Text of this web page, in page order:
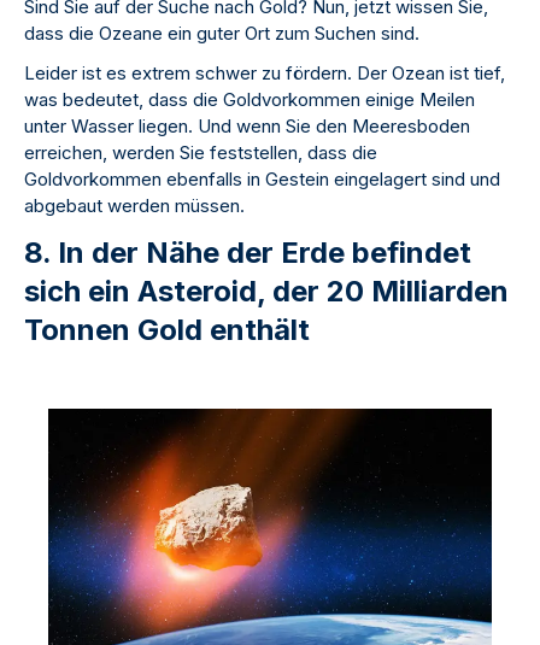
Sind Sie auf der Suche nach Gold? Nun, jetzt wissen Sie,
dass die Ozeane ein guter Ort zum Suchen sind.
Leider ist es extrem schwer zu fördern. Der Ozean ist tief,
was bedeutet, dass die Goldvorkommen einige Meilen
unter Wasser liegen. Und wenn Sie den Meeresboden
erreichen, werden Sie feststellen, dass die
Goldvorkommen ebenfalls in Gestein eingelagert sind und
abgebaut werden müssen.
8. In der Nähe der Erde befindet
sich ein Asteroid, der 20 Milliarden
Tonnen Gold enthält